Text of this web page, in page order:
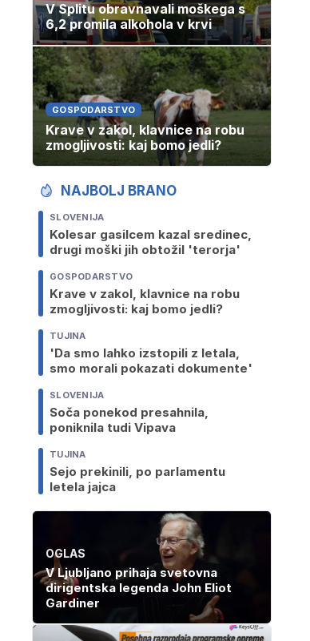
V Splitu obravnavali moškega s
6,2 promila alkohola v krvi
GOSPODARSTVO
Krave v zakol, klavnice na robu
zmogljivosti: kaj bomo jedli?
NAJBOLJ BRANO
SLOVENIJA
Kolesar gasilcem kazal sredinec,
drugi moški jih obtožil 'terorja'
GOSPODARSTVO
Krave v zakol, klavnice na robu
zmogljivosti: kaj bomo jedli?
TUJINA
'Da smo lahko izstopili z letala,
smo morali pokazati dokumente'
SLOVENIJA
Soča ponekod presahnila,
poniknila tudi Vipava
TUJINA
Sejo prekinili, po parlamentu
letela jajca
OGLAS
V Ljubljano prihaja svetovna
dirigentska legenda John Eliot
Gardiner